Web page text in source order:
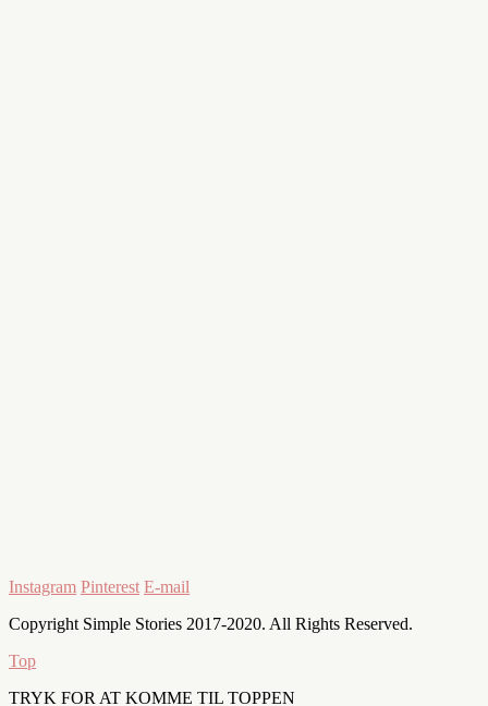
Instagram Pinterest E-mail
Copyright Simple Stories 2017-2020. All Rights Reserved.
Top
TRYK FOR AT KOMME TIL TOPPEN